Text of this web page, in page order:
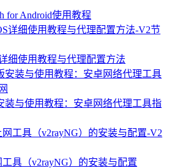
for Android使用教程
细使用教程与代理配置方法
装与使用教程：安卓网络代理工具指
具（v2rayNG）的安装与配置